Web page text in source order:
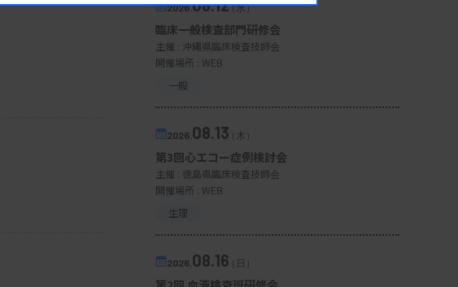
2026.08.12（水）
臨床一般検査部門研修会
主催 : 沖縄県臨床検査技師会
開催場所 : WEB
一般
2026. 08.13（木）
第3回心エコー症例検討会
主催 : 徳島県臨床検査技師会
開催場所 : WEB
生理
2026. 08.16（日）